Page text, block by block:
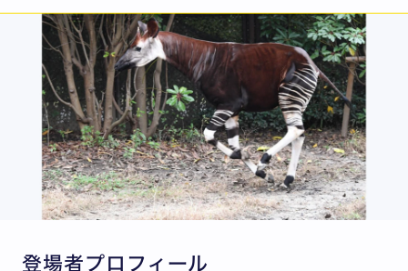
登場者プロフィール